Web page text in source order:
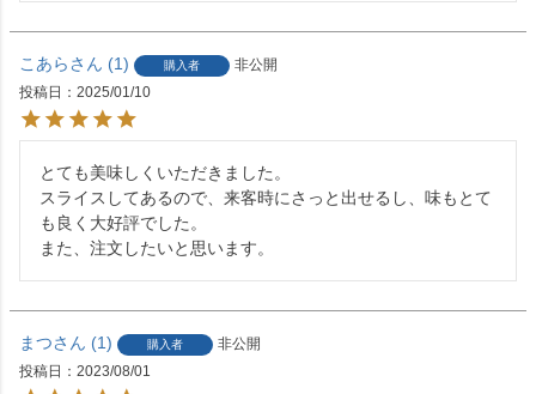
こあら 1 購入者
非公開
投稿日
2025/01/10
とても美味しくいただきました。
スライスしてあるので、来客時にさっと出せるし、味もとて
も良く大好評でした。
また、注文したいと思います。
まつ 1 購入者
非公開
投稿日
2023/08/01